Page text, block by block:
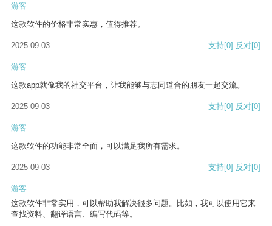
游客
这款软件的价格非常实惠，值得推荐。
2025-09-03 支持[0] 反对[0]
游客
这款app就像我的社交平台，让我能够与志同道合的朋友一起交流。
2025-09-03 支持[0] 反对[0]
游客
这款软件的功能非常全面，可以满足我所有需求。
2025-09-03 支持[0] 反对[0]
游客
这款软件非常实用，可以帮助我解决很多问题。比如，我可以使用它来
查找资料、翻译语言、编写代码等。